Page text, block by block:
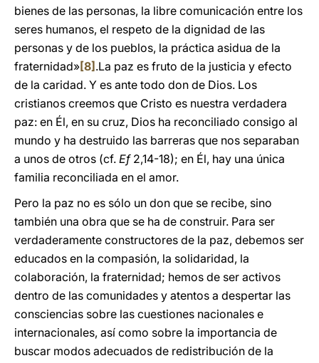
bienes de las personas, la libre comunicación entre los
seres humanos, el respeto de la dignidad de las
personas y de los pueblos, la práctica asidua de la
fraternidad»[8] .La paz es fruto de la justicia y efecto
de la caridad. Y es ante todo don de Dios. Los
cristianos creemos que Cristo es nuestra verdadera
paz: en Él, en su cruz, Dios ha reconciliado consigo al
mundo y ha destruido las barreras que nos separaban
a unos de otros (cf. Ef2,14-18); en Él, hay una única
familia reconciliada en el amor.
Pero la paz no es sólo un don que se recibe, sino
también una obra que se ha de construir. Para ser
verdaderamente constructores de la paz, debemos ser
educados en la compasión, la solidaridad, la
colaboración, la fraternidad; hemos de ser activos
dentro de las comunidades y atentos a despertar las
consciencias sobre las cuestiones nacionales e
internacionales, así como sobre la importancia de
buscar modos adecuados de redistribución de la